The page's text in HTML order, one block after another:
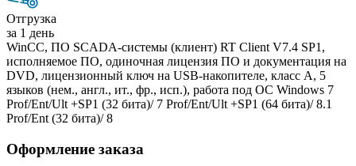
Отгрузка
за 1 день
WinCC, ПО SCADA-системы (клиент) RT Client V7.4 SP1,
исполняемое ПО, одиночная лицензия ПО и документация на
DVD, лицензионный ключ на USB-накопителе, класс A, 5
языков (нем., англ., ит., фр., исп.), работа под ОС Windows 7
Prof/Ent/Ult +SP1 (32 бита)/ 7 Prof/Ent/Ult +SP1 (64 бита)/ 8.1
Prof/Ent (32 бита)/ 8
Оформление заказа